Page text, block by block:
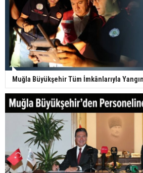
Muğla Büyükşehir Tüm İmkânlarıyla